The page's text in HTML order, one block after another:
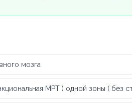
мозга
МРТ ) одной зоны ( без